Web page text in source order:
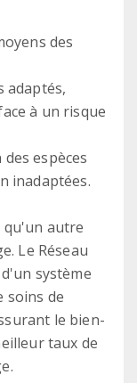
des
adaptés,
à un risque
espèces
inadaptées.
qu'un autre
Le Réseau
système
soins de
le bien-
taux de